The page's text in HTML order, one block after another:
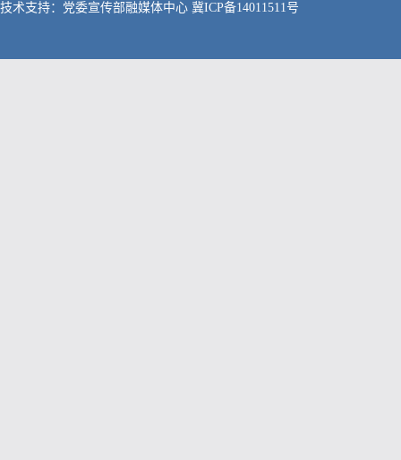
技术支持：党委宣传部融媒体中心 冀ICP备14011511号